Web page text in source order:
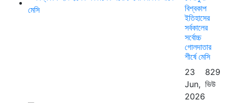
বিশ্বকাপ
ইতিহাসের
সর্বকালের
সর্বোচ্চ
গোলদাতার
শীর্ষে মেসি
23
Jun,
2026
829
ভিউ